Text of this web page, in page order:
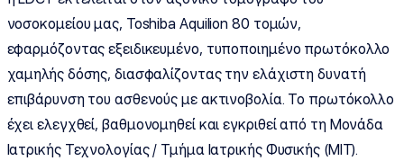
νοσοκομείου μας, Toshiba Aquilion 80 τομών,
εφαρμόζοντας εξειδικευμένο, τυποποιημένο πρωτόκολλο
χαμηλής δόσης, διασφαλίζοντας την ελάχιστη δυνατή
επιβάρυνση του ασθενούς με ακτινοβολία. Το πρωτόκολλο
έχει ελεγχθεί, βαθμονομηθεί και εγκριθεί από τη Μονάδα
Ιατρικής Τεχνολογίας / Τμήμα Ιατρικής Φυσικής (MIT).